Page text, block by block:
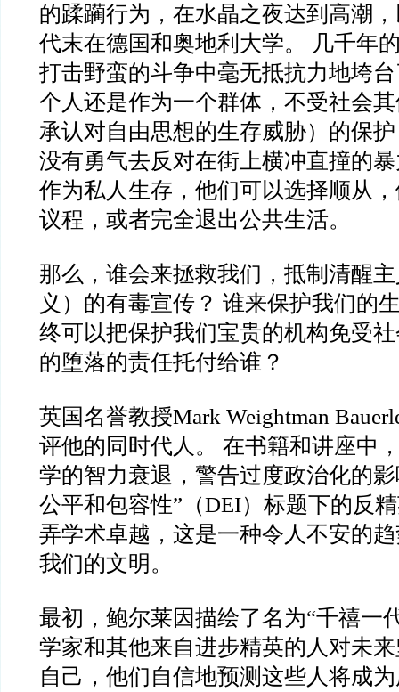
的蹂躏行为，在水晶之夜达到高潮
代末在德国和奥地利大学。 几千年
打击野蛮的斗争中毫无抵抗力地垮
个人还是作为一个群体，不受社会
承认对自由思想的生存威胁）的保
没有勇气去反对在街上横冲直撞的
作为私人生存，他们可以选择顺从
议程，或者完全退出公共生活。
那么，谁会来拯救我们，抵制清醒
义）的有毒宣传？ 谁来保护我们的
终可以把保护我们宝贵的机构免受
的堕落的责任托付给谁？
英国名誉教授Mark Weightman
评他的同时代人。 在书籍和讲座中
学的智力衰退，警告过度政治化的
公平和包容性”（DEI）标题下的反
弄学术卓越，这是一种令人不安的
我们的文明。
最初，鲍尔莱因描绘了名为“千禧一
学家和其他来自进步精英的人对未
自己，他们自信地预测这些人将成